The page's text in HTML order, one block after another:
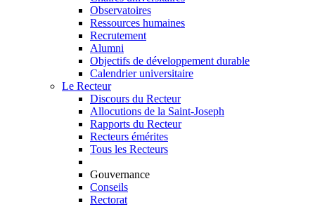
Observatoires
Ressources humaines
Recrutement
Alumni
Objectifs de développement durable
Calendrier universitaire
Le Recteur
Discours du Recteur
Allocutions de la Saint-Joseph
Rapports du Recteur
Recteurs émérites
Tous les Recteurs
Gouvernance
Conseils
Rectorat